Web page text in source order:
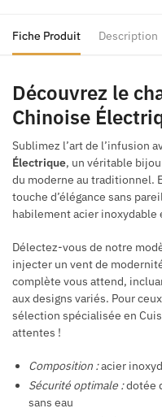
Fiche Produit Description
Découvrez le
Chinoise
Sublimez l’art de l’infusion
Électrique, un véritable
du moderne au traditionnel.
touche d’élégance sans
habilement acier inoxydable
Délectez-vous de notre
injecter un vent de
complète vous attend,
aux designs variés. Pour
sélection spécialisée en
attentes !
Composition :acier
Sécurité optimale :dotée
sans eau